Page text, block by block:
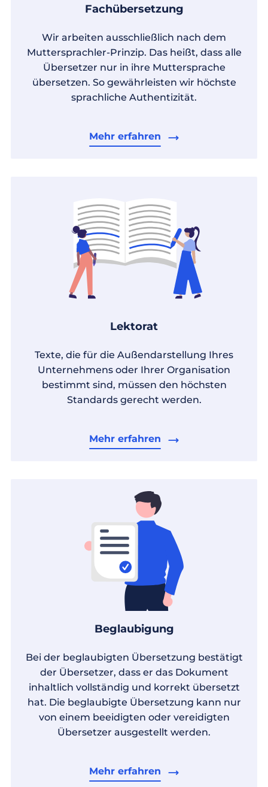
Fachübersetzung
Wir arbeiten ausschließlich nach dem
Muttersprachler-Prinzip. Das heißt, dass alle
Übersetzer nur in ihre Muttersprache
übersetzen. So gewährleisten wir höchste
sprachliche Authentizität.
Mehr erfahren
Lektorat
Texte, die für die Außendarstellung Ihres
Unternehmens oder Ihrer Organisation
bestimmt sind, müssen den höchsten
Standards gerecht werden.
Mehr erfahren
Beglaubigung
Bei der beglaubigten Übersetzung bestätigt
der Übersetzer, dass er das Dokument
inhaltlich vollständig und korrekt übersetzt
hat. Die beglaubigte Übersetzung kann nur
von einem beeidigten oder vereidigten
Übersetzer ausgestellt werden.
Mehr erfahren